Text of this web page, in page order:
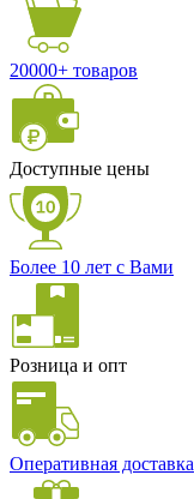
20000+ товаров
Доступные цены
Более 10 лет с Вами
Розница и опт
Оперативная доставка